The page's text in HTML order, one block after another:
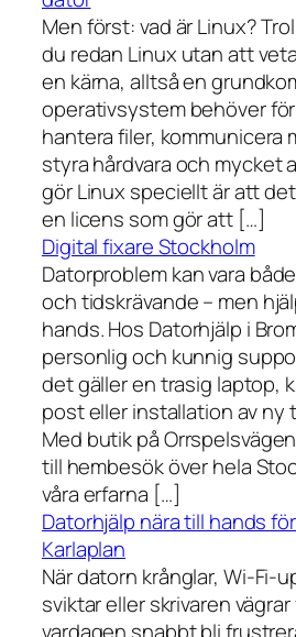
Men först: vad är Linux?
du redan Linux utan att
en kärna, alltså en
operativsystem behöver
hantera filer, kommunicera
styra hårdvara och mycket
gör Linux speciellt är att
en licens som gör att […]
Digital fixare Stockholm
Datorproblem kan vara
och tidskrävande – men
hands. Hos Datorhjälp i
personlig och kunnig
det gäller en trasig laptop,
post eller installation av ny
Med butik på
till hembesök över hela
våra erfarna […]
Datorhjälp nära till hands
Karlaplan
När datorn krånglar, Wi-Fi-
sviktar eller skrivaren